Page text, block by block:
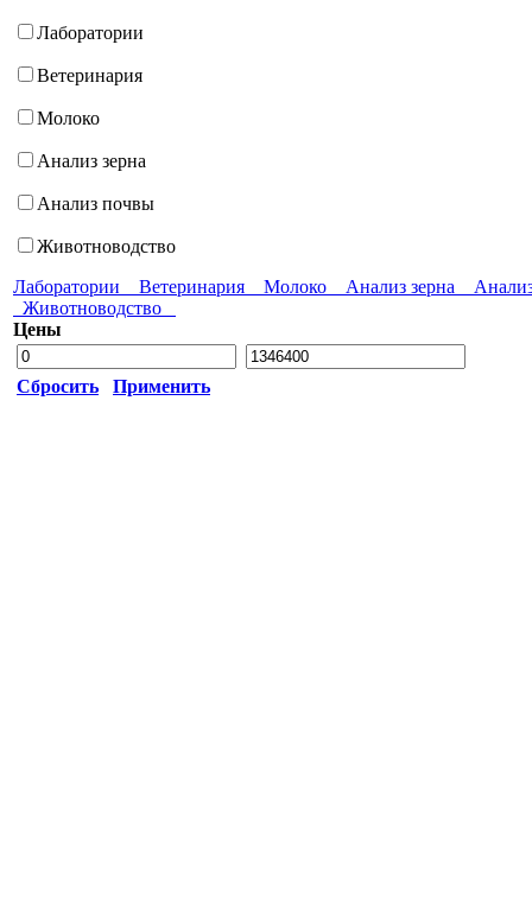
Лаборатории
Ветеринария
Молоко
Анализ зерна
Анализ почвы
Животноводство
Лаборатории
Ветеринария Молоко Анализ зерна
Животноводство
Цены
Сбросить Применить